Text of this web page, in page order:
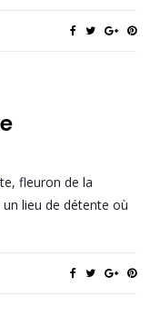
fleuron de la
un lieu de détente où